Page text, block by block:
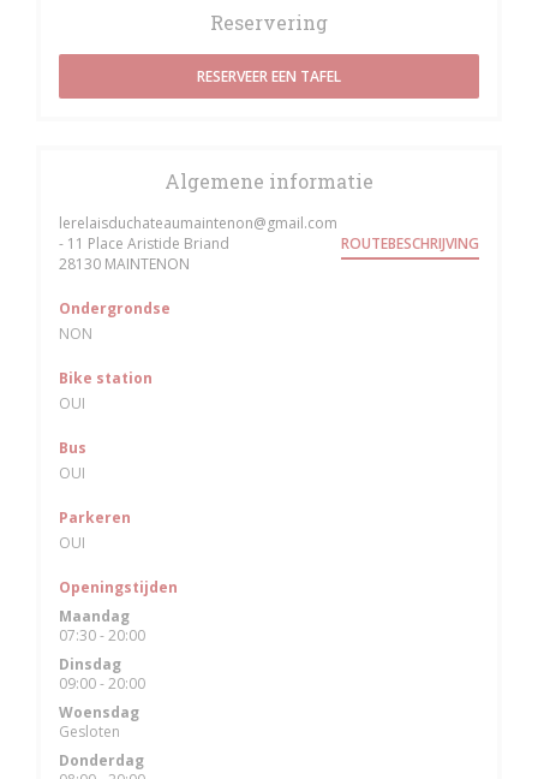
Reservering
RESERVEER EEN TAFEL
Algemene informatie
lerelaisduchateaumaintenon@gmail.com
- 11 Place Aristide Briand
28130 MAINTENON ((opent in een nieuw venster))
ROUTEBESCHRIJVING
Ondergrondse
NON
Bike station
OUI
Bus
OUI
Parkeren
OUI
Openingstijden
Maandag
07:30 - 20:00
Dinsdag
09:00 - 20:00
Woensdag
Gesloten
Donderdag